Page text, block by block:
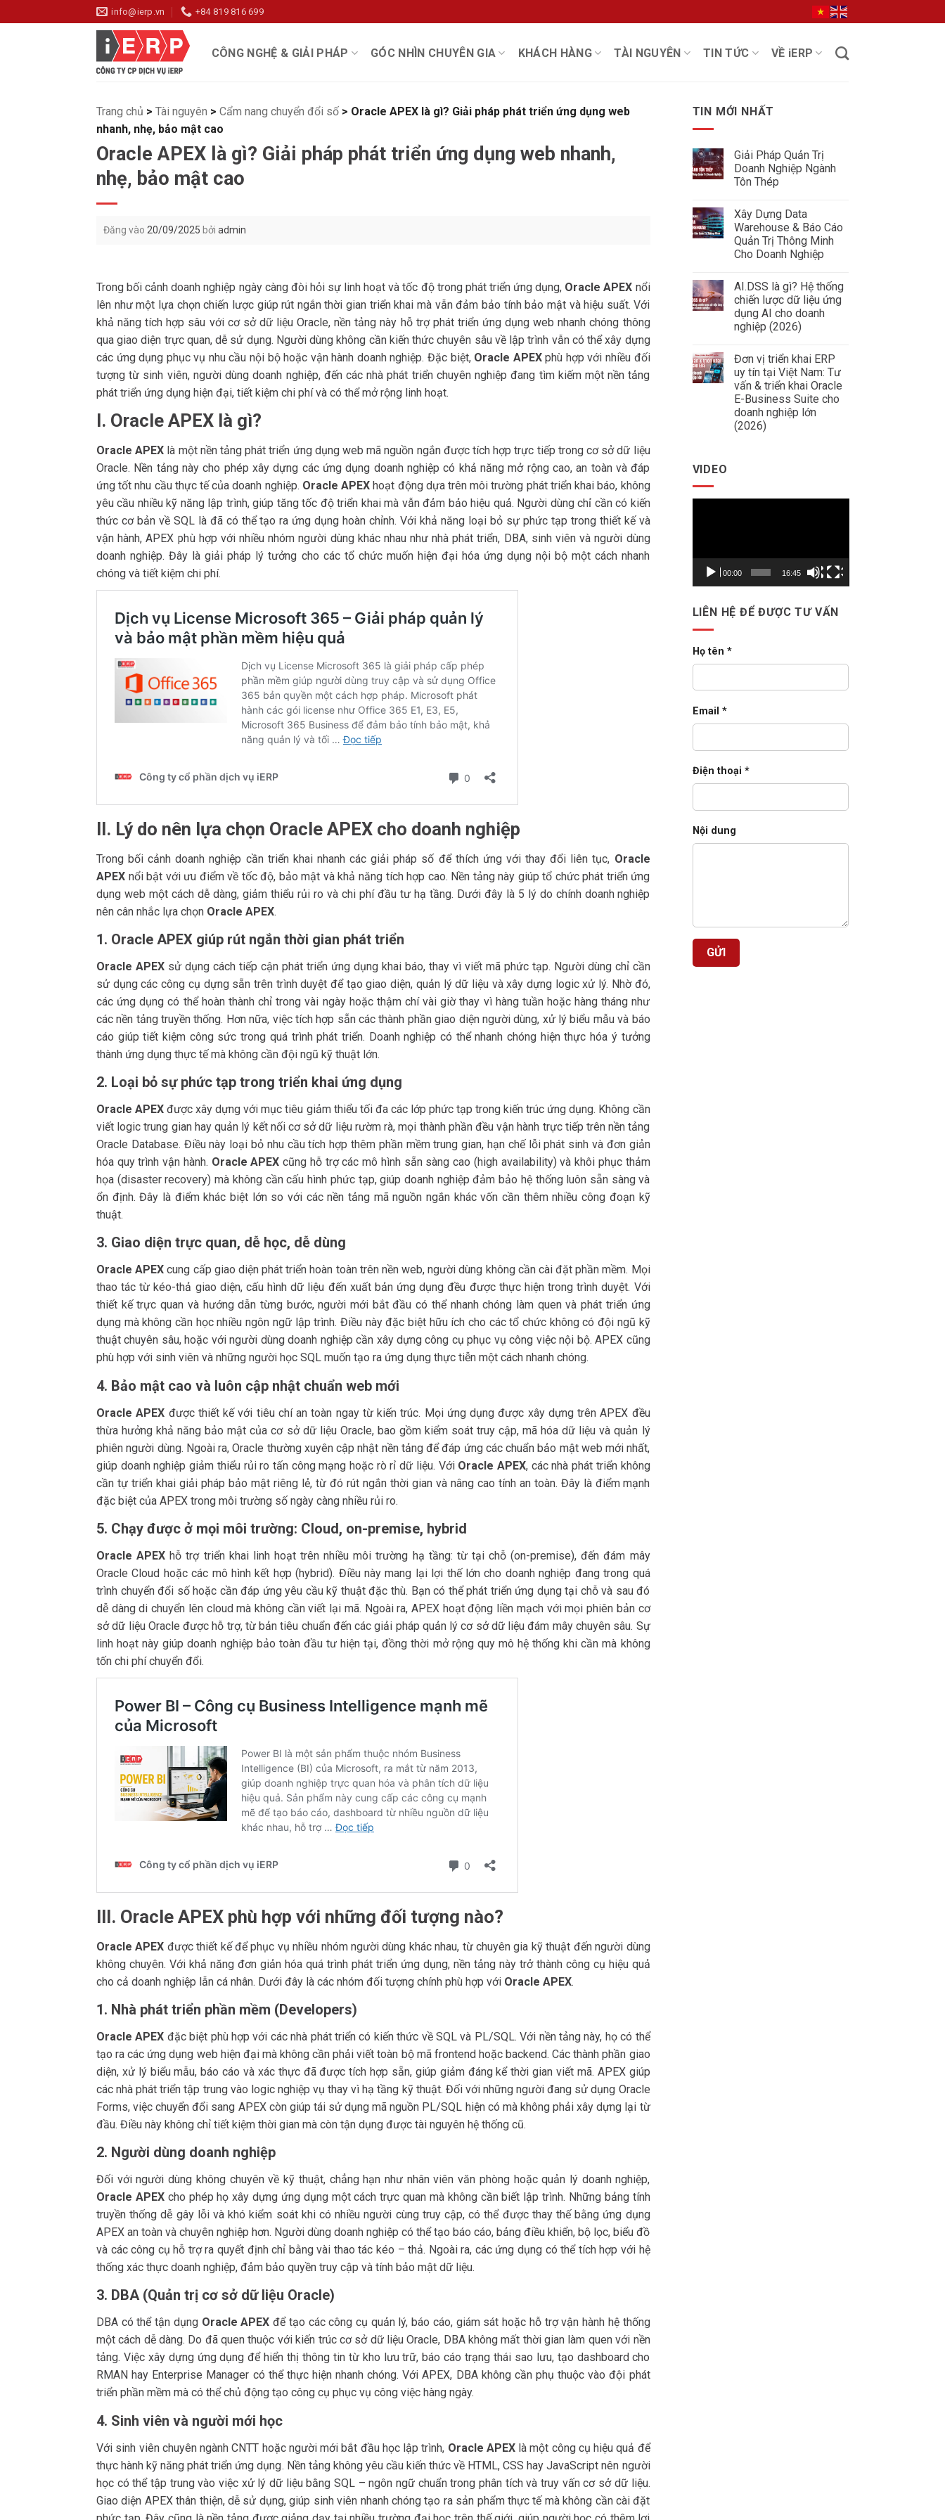
qua
info@ierp.vn +84 819 816 699
CÔNG NGHỆ & GIẢI PHÁP GÓC NHÌN CHUYÊN GIA KHÁCH HÀNG TÀI NGUYÊN TIN TỨC VỀ iERP
Trang chủ > Tài nguyên > Cẩm nang chuyển đổi số > Oracle APEX là gì? Giải pháp phát triển ứng dụng web
nhanh, nhẹ, bảo mật cao
Oracle APEX là gì? Giải pháp phát triển ứng dụng web nhanh,
nhẹ, bảo mật cao
Đăng vào 20/09/2025 bởi admin
Trong bối cảnh doanh nghiệp ngày càng đòi hỏi sự linh hoạt và tốc độ trong phát triển ứng dụng, Oracle APEX nổi
lên như một lựa chọn chiến lược giúp rút ngắn thời gian triển khai mà vẫn đảm bảo tính bảo mật và hiệu suất. Với
khả năng tích hợp sâu với cơ sở dữ liệu Oracle, nền tảng này hỗ trợ phát triển ứng dụng web nhanh chóng thông
qua giao diện trực quan, dễ sử dụng. Người dùng không cần kiến thức chuyên sâu về lập trình vẫn có thể xây dựng
các ứng dụng phục vụ nhu cầu nội bộ hoặc vận hành doanh nghiệp. Đặc biệt, Oracle APEXphù hợp với nhiều đối
tượng từ sinh viên, người dùng doanh nghiệp, đến các nhà phát triển chuyên nghiệp đang tìm kiếm một nền tảng
phát triển ứng dụng hiện đại, tiết kiệm chi phí và có thể mở rộng linh hoạt.
I. Oracle APEX là gì?
Oracle APEX là một nền tảng phát triển ứng dụng web mã nguồn ngắn được tích hợp trực tiếp trong cơ sở dữ liệu
Oracle. Nền tảng này cho phép xây dựng các ứng dụng doanh nghiệp có khả năng mở rộng cao, an toàn và đáp
ứng tốt nhu cầu thực tế của doanh nghiệp. Oracle APEX hoạt động dựa trên môi trường phát triển khai báo, không
yêu cầu nhiều kỹ năng lập trình, giúp tăng tốc độ triển khai mà vẫn đảm bảo hiệu quả. Người dùng chỉ cần có kiến
thức cơ bản về SQL là đã có thể tạo ra ứng dụng hoàn chỉnh. Với khả năng loại bỏ sự phức tạp trong thiết kế và
vận hành, APEX phù hợp với nhiều nhóm người dùng khác nhau như nhà phát triển, DBA, sinh viên và người dùng
doanh nghiệp. Đây là giải pháp lý tưởng cho các tổ chức muốn hiện đại hóa ứng dụng nội bộ một cách nhanh
chóng và tiết kiệm chi phí.
II. Lý do nên lựa chọn Oracle APEX cho doanh nghiệp
Trong bối cảnh doanh nghiệp cần triển khai nhanh các giải pháp số để thích ứng với thay đổi liên tục, Oracle
APEX nổi bật với ưu điểm về tốc độ, bảo mật và khả năng tích hợp cao. Nền tảng này giúp tổ chức phát triển ứng
dụng web một cách dễ dàng, giảm thiểu rủi ro và chi phí đầu tư hạ tầng. Dưới đây là 5 lý do chính doanh nghiệp
nên cân nhắc lựa chọn Oracle APEX.
1. Oracle APEX giúp rút ngắn thời gian phát triển
Oracle APEXsử dụng cách tiếp cận phát triển ứng dụng khai báo, thay vì viết mã phức tạp. Người dùng chỉ cần
sử dụng các công cụ dựng sẵn trên trình duyệt để tạo giao diện, quản lý dữ liệu và xây dựng logic xử lý. Nhờ đó,
các ứng dụng có thể hoàn thành chỉ trong vài ngày hoặc thậm chí vài giờ thay vì hàng tuần hoặc hàng tháng như
các nền tảng truyền thống. Hơn nữa, việc tích hợp sẵn các thành phần giao diện người dùng, xử lý biểu mẫu và báo
cáo giúp tiết kiệm công sức trong quá trình phát triển. Doanh nghiệp có thể nhanh chóng hiện thực hóa ý tưởng
thành ứng dụng thực tế mà không cần đội ngũ kỹ thuật lớn.
2. Loại bỏ sự phức tạp trong triển khai ứng dụng
Oracle APEX được xây dựng với mục tiêu giảm thiểu tối đa các lớp phức tạp trong kiến trúc ứng dụng. Không cần
viết logic trung gian hay quản lý kết nối cơ sở dữ liệu rườm rà, mọi thành phần đều vận hành trực tiếp trên nền tảng
Oracle Database. Điều này loại bỏ nhu cầu tích hợp thêm phần mềm trung gian, hạn chế lỗi phát sinh và đơn giản
hóa quy trình vận hành. Oracle APEX cũng hỗ trợ các mô hình sẵn sàng cao (high availability) và khôi phục thảm
họa (disaster recovery) mà không cần cấu hình phức tạp, giúp doanh nghiệp đảm bảo hệ thống luôn sẵn sàng và
ổn định. Đây là điểm khác biệt lớn so với các nền tảng mã nguồn ngắn khác vốn cần thêm nhiều công đoạn kỹ
thuật.
3. Giao diện trực quan, dễ học, dễ dùng
Oracle APEX cung cấp giao diện phát triển hoàn toàn trên nền web, người dùng không cần cài đặt phần mềm. Mọi
thao tác từ kéo-thả giao diện, cấu hình dữ liệu đến xuất bản ứng dụng đều được thực hiện trong trình duyệt. Với
thiết kế trực quan và hướng dẫn từng bước, người mới bắt đầu có thể nhanh chóng làm quen và phát triển ứng
dụng mà không cần học nhiều ngôn ngữ lập trình. Điều này đặc biệt hữu ích cho các tổ chức không có đội ngũ kỹ
thuật chuyên sâu, hoặc với người dùng doanh nghiệp cần xây dựng công cụ phục vụ công việc nội bộ. APEX cũng
phù hợp với sinh viên và những người học SQL muốn tạo ra ứng dụng thực tiễn một cách nhanh chóng.
4. Bảo mật cao và luôn cập nhật chuẩn web mới
Oracle APEX được thiết kế với tiêu chí an toàn ngay từ kiến trúc. Mọi ứng dụng được xây dựng trên APEX đều
thừa hưởng khả năng bảo mật của cơ sở dữ liệu Oracle, bao gồm kiểm soát truy cập, mã hóa dữ liệu và quản lý
phiên người dùng. Ngoài ra, Oracle thường xuyên cập nhật nền tảng để đáp ứng các chuẩn bảo mật web mới nhất,
giúp doanh nghiệp giảm thiểu rủi ro tấn công mạng hoặc rò rỉ dữ liệu. Với Oracle APEX, các nhà phát triển không
cần tự triển khai giải pháp bảo mật riêng lẻ, từ đó rút ngắn thời gian và nâng cao tính an toàn. Đây là điểm mạnh
đặc biệt của APEX trong môi trường số ngày càng nhiều rủi ro.
5. Chạy được ở mọi môi trường: Cloud, on-premise, hybrid
Oracle APEX hỗ trợ triển khai linh hoạt trên nhiều môi trường hạ tầng: từ tại chỗ (on-premise), đến đám mây
Oracle Cloud hoặc các mô hình kết hợp (hybrid). Điều này mang lại lợi thế lớn cho doanh nghiệp đang trong quá
trình chuyển đổi số hoặc cần đáp ứng yêu cầu kỹ thuật đặc thù. Bạn có thể phát triển ứng dụng tại chỗ và sau đó
dễ dàng di chuyển lên cloud mà không cần viết lại mã. Ngoài ra, APEX hoạt động liền mạch với mọi phiên bản cơ
sở dữ liệu Oracle được hỗ trợ, từ bản tiêu chuẩn đến các giải pháp quản lý cơ sở dữ liệu đám mây chuyên sâu. Sự
linh hoạt này giúp doanh nghiệp bảo toàn đầu tư hiện tại, đồng thời mở rộng quy mô hệ thống khi cần mà không
tốn chi phí chuyển đổi.
III. Oracle APEX phù hợp với những đối tượng nào?
Oracle APEX được thiết kế để phục vụ nhiều nhóm người dùng khác nhau, từ chuyên gia kỹ thuật đến người dùng
không chuyên. Với khả năng đơn giản hóa quá trình phát triển ứng dụng, nền tảng này trở thành công cụ hiệu quả
cho cả doanh nghiệp lẫn cá nhân. Dưới đây là các nhóm đối tượng chính phù hợp với Oracle APEX.
1. Nhà phát triển phần mềm (Developers)
Oracle APEX đặc biệt phù hợp với các nhà phát triển có kiến thức về SQL và PL/SQL. Với nền tảng này, họ có thể
tạo ra các ứng dụng web hiện đại mà không cần phải viết toàn bộ mã frontend hoặc backend. Các thành phần giao
diện, xử lý biểu mẫu, báo cáo và xác thực đã được tích hợp sẵn, giúp giảm đáng kể thời gian viết mã. APEX giúp
các nhà phát triển tập trung vào logic nghiệp vụ thay vì hạ tầng kỹ thuật. Đối với những người đang sử dụng Oracle
Forms, việc chuyển đổi sang APEX còn giúp tái sử dụng mã nguồn PL/SQL hiện có mà không phải xây dựng lại từ
đầu. Điều này không chỉ tiết kiệm thời gian mà còn tận dụng được tài nguyên hệ thống cũ.
2. Người dùng doanh nghiệp
Đối với người dùng không chuyên về kỹ thuật, chẳng hạn như nhân viên văn phòng hoặc quản lý doanh nghiệp,
Oracle APEXcho phép họ xây dựng ứng dụng một cách trực quan mà không cần biết lập trình. Những bảng tính
truyền thống dễ gây lỗi và khó kiểm soát khi có nhiều người cùng truy cập, có thể được thay thế bằng ứng dụng
APEX an toàn và chuyên nghiệp hơn. Người dùng doanh nghiệp có thể tạo báo cáo, bảng điều khiển, bộ lọc, biểu đồ
và các công cụ hỗ trợ ra quyết định chỉ bằng vài thao tác kéo – thả. Ngoài ra, các ứng dụng có thể tích hợp với hệ
thống xác thực doanh nghiệp, đảm bảo quyền truy cập và tính bảo mật dữ liệu.
3. DBA (Quản trị cơ sở dữ liệu Oracle)
DBA có thể tận dụng Oracle APEX để tạo các công cụ quản lý, báo cáo, giám sát hoặc hỗ trợ vận hành hệ thống
một cách dễ dàng. Do đã quen thuộc với kiến trúc cơ sở dữ liệu Oracle, DBA không mất thời gian làm quen với nền
tảng. Việc xây dựng ứng dụng để hiển thị thông tin từ kho lưu trữ, báo cáo trạng thái sao lưu, tạo dashboard cho
RMAN hay Enterprise Manager có thể thực hiện nhanh chóng. Với APEX, DBA không cần phụ thuộc vào đội phát
triển phần mềm mà có thể chủ động tạo công cụ phục vụ công việc hàng ngày.
4. Sinh viên và người mới học
Với sinh viên chuyên ngành CNTT hoặc người mới bắt đầu học lập trình, Oracle APEXlà một công cụ hiệu quả để
thực hành kỹ năng phát triển ứng dụng. Nền tảng không yêu cầu kiến thức về HTML, CSS hay JavaScript nên người
học có thể tập trung vào việc xử lý dữ liệu bằng SQL – ngôn ngữ chuẩn trong phân tích và truy vấn cơ sở dữ liệu.
Giao diện APEX thân thiện, dễ sử dụng, giúp sinh viên nhanh chóng tạo ra sản phẩm thực tế mà không cần cài đặt
TIN MỚI NHẤT
Giải Pháp Quản Trị
Doanh Nghiệp Ngành
Tôn Thép
bình
luận
ở
Giải
Pháp
Quản
Nghiệp
Ngành
Tôn
Thép
Xây Dựng Data
Warehouse & Báo Cáo
Quản Trị Thông Minh
Cho Doanh Nghiệp
bình
luận
ở
Xây
Dựng
Data
Báo
Cáo
Quản
Trị
Thông
Minh
Cho
Doanh
Nghiệp
AI.DSS là gì? Hệ thống
chiến lược dữ liệu ứng
dụng AI cho doanh
nghiệp (2026)
bình
luận
ở
AI.DSS
là
gì?
Hệ
thống
chiến
cho
Đơn vị triển khai ERP
uy tín tại Việt Nam: Tư
vấn & triển khai Oracle
E-Business Suite cho
doanh nghiệp lớn
(2026)
Việt
Nam:
Tư
vấn
triển
khai
VIDEO
00:00 16:45
LIÊN HỆ ĐỂ ĐƯỢC TƯ VẤN
Họ tên *
Email *
Điện thoại *
Nội dung